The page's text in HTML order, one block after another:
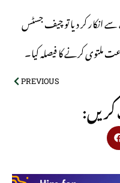
کر دیا تو چیف جسٹس
PREVIOUS